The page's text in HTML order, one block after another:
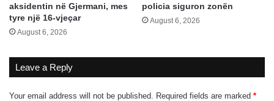
aksidentin në Gjermani, mes
tyre një 16-vjeçar
August 6, 2026
policia siguron zonën
August 6, 2026
Leave a Reply
Your email address will not be published. Required fields are marked *